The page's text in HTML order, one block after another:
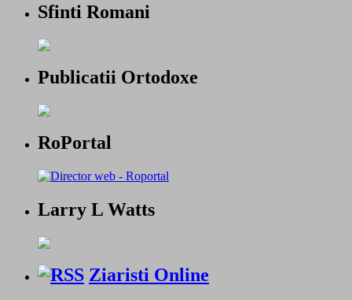
Sfinti Romani
Publicatii Ortodoxe
RoPortal
Larry L Watts
Ziaristi Online